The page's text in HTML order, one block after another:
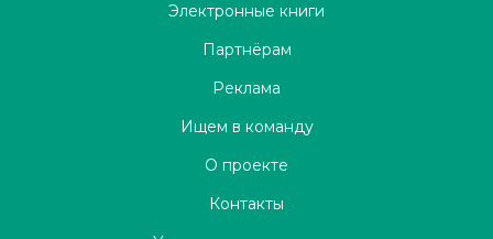
Электронные книги
Партнёрам
Реклама
Ищем в команду
О проекте
Контакты